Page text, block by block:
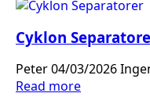
Cyklon
Peter04/03/2026
Read more